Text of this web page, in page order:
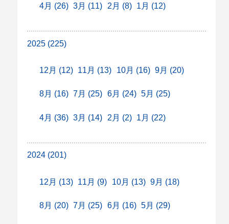
4月 (26) 3月 (11) 2月 (8) 1月 (12)
2025 (225)
12月 (12) 11月 (13) 10月 (16) 9月 (20)
8月 (16) 7月 (25) 6月 (24) 5月 (25)
4月 (36) 3月 (14) 2月 (2) 1月 (22)
2024 (201)
12月 (13) 11月 (9) 10月 (13) 9月 (18)
8月 (20) 7月 (25) 6月 (16) 5月 (29)